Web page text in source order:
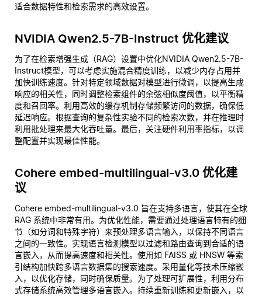
适合数据特性和检索需求的高效设置。
NVIDIA Qwen2.5-7B-Instruct 优化建议
为了在检索增强生成（RAG）设置中优化NVIDIA Qwen2.5-7B-
Instruct模型，可以考虑实施混合精度训练，以减少内存占用并
加快训练速度。针对特定领域数据对模型进行微调，以提高生成
响应的相关性，同时调整检索组件的余弦相似度阈值，以平衡精
度和召回率。利用高效的缓存机制存储频繁访问的数据，确保低
延迟响应。根据查询的复杂性实验不同的检索次数，并在推理时
利用批处理来最大化吞吐量。最后，关注硬件利用率指标，以调
整配置并实现最佳性能。
Cohere embed-multilingual-v3.0 优化建
议
Cohere embed-multilingual-v3.0 旨在支持多语言，使其在全球
RAG 系统中非常有用。为优化性能，需要通过处理语言特有的细
节（如分词和特殊字符）来预处理多语言输入，以保持不同语言
之间的一致性。实现语言检测模型以过滤和路由查询到合适的语
言嵌入，从而提高速度和相关性。使用如 FAISS 或 HNSW 等索
引结构加快跨多语言数据集的搜索速度。采用量化等技术压缩嵌
入，以优化存储，同时确保质量。为了处理可扩展性，利用分布
式存储系统高效管理多语言嵌入。持续重新训练和更新嵌入，以